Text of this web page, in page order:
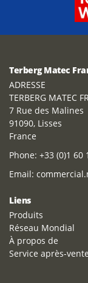
Terberg Matec
ADRESSE
TERBERG MATEC
7 Rue des Malines
91090, Lisses
France
Phone: +33 (0)1 60
Email:
Liens
Produits
Réseau Mondial
À propos de
Service après-vente